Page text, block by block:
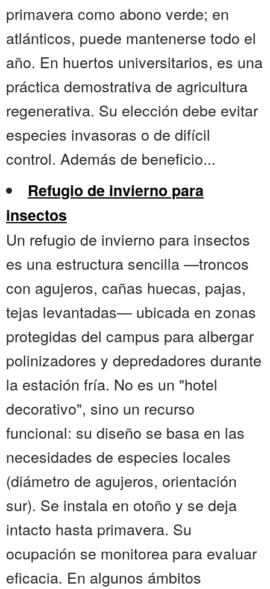
primavera como abono verde; en
atlánticos, puede mantenerse todo el
año. En huertos universitarios, es una
práctica demostrativa de agricultura
regenerativa. Su elección debe evitar
especies invasoras o de difícil
control. Además de beneficio...
Refugio de invierno para
insectos
Un refugio de invierno para insectos
es una estructura sencilla —troncos
con agujeros, cañas huecas, pajas,
tejas levantadas— ubicada en zonas
protegidas del campus para albergar
polinizadores y depredadores durante
la estación fría. No es un "hotel
decorativo", sino un recurso
funcional: su diseño se basa en las
necesidades de especies locales
(diámetro de agujeros, orientación
sur). Se instala en otoño y se deja
intacto hasta primavera. Su
ocupación se monitorea para evaluar
eficacia. En algunos ámbitos